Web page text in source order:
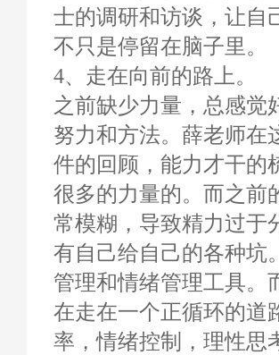
士的调研和访谈，让自
不只是停留在脑子里。
4、走在向前的路上。
之前缺少力量，总感觉
努力和方法。薛老师在
件的回顾，能力才干的
很多的力量的。而之前
常模糊，导致精力过于
有自己给自己的各种坑
管理和情绪管理工具。
在走在一个正循环的道
率，情绪控制，理性思